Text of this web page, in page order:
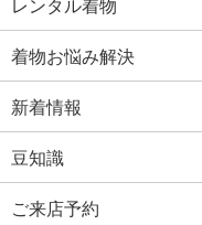
レンタル着物
着物お悩み解決
新着情報
豆知識
ご来店予約